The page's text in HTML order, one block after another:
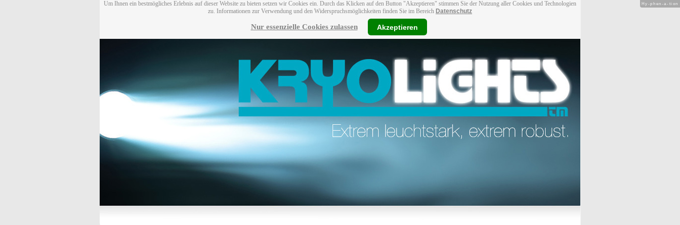
Um Ihnen ein bestmögliches Erlebnis auf dieser Website zu bieten setzen wir Cookies ein. Durch das Klicken auf den Button "Akzeptieren" stimmen Sie der Nutzung aller Cookies und Technologien
zu. Informationen zur Verwendung und den Widerspruchsmöglichkeiten finden Sie im Bereich Datenschutz
Nur essenzielle Cookies zulassen Akzeptieren
Hy-phen-a-tion